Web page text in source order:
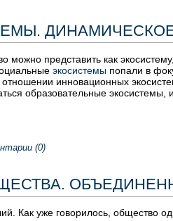
можно представить как
экосистемы попали в
инновационных
образовательные
(0)
Как уже говорилось, общество